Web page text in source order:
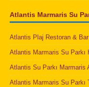
Atlantis Marmaris Su
Atlantis Plaj Restoran & Bar
Atlantis Marmaris Su Parkı
Atlantis Su Parkı Marmaris
Atlantis Marmaris Su Parkı